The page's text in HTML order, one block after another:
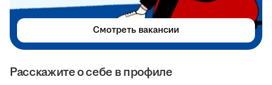
Расскажите о себе в профиле
Смотреть вакансии